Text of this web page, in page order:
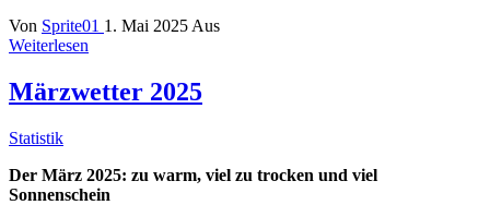
Von Sprite01 1. Mai 2025 Aus
Weiterlesen
Märzwetter 2025
Statistik
Der März 2025: zu warm, viel zu trocken und viel
Sonnenschein